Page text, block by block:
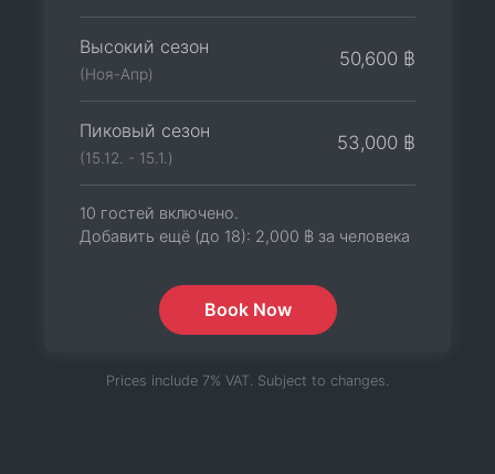
Высокий сезон
(Ноя-Апр)
50,600 ฿
Пиковый сезон
(15.12. - 15.1.)
53,000 ฿
10 гостей включено.
Добавить ещё (до 18): 2,000 ฿ за человека
Book Now
Prices include 7% VAT. Subject to changes.